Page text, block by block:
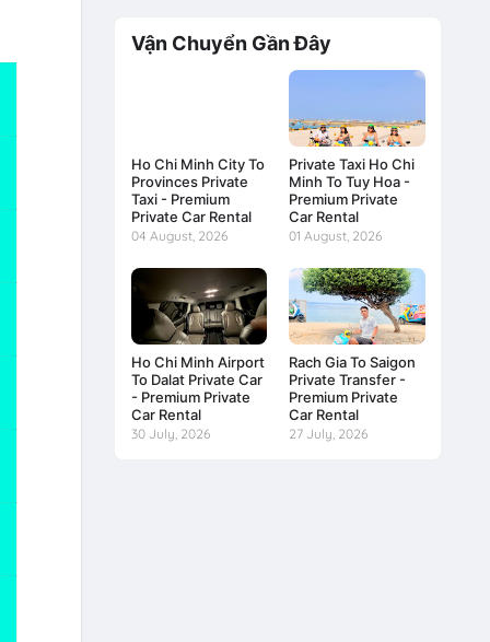
Vận Chuyển Gần Đây
Ho Chi Minh City To
Provinces Private
Taxi - Premium
Private Car Rental
04 August, 2026
Private Taxi Ho Chi
Minh To Tuy Hoa -
Premium Private
Car Rental
01 August, 2026
Ho Chi Minh Airport
To Dalat Private Car
- Premium Private
Car Rental
30 July, 2026
Rach Gia To Saigon
Private Transfer -
Premium Private
Car Rental
27 July, 2026